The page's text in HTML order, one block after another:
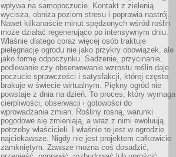
wpływa na samopoczucie. Kontakt z zielenią
wycisza, obniża poziom stresu i poprawia nastrój.
Nawet kilkanaście minut spędzonych wśród roślin
może działać regenerująco po intensywnym dniu.
Właśnie dlatego coraz więcej osób traktuje
pielęgnację ogrodu nie jako przykry obowiązek, ale
jako formę odpoczynku. Sadzenie, przycinanie,
podlewanie czy obserwowanie wzrostu roślin daje
poczucie sprawczości i satysfakcji, której często
brakuje w świecie wirtualnym. Piękny ogród nie
powstaje z dnia na dzień. To proces, który wymaga
cierpliwości, obserwacji i gotowości do
wprowadzania zmian. Rośliny rosną, warunki
pogodowe się zmieniają, a wraz z nimi ewoluują
potrzeby właścicieli. I właśnie to jest w ogrodzie
najciekawsze. Nigdy nie jest projektem całkowicie
zamkniętym. Zawsze można coś dosadzić,